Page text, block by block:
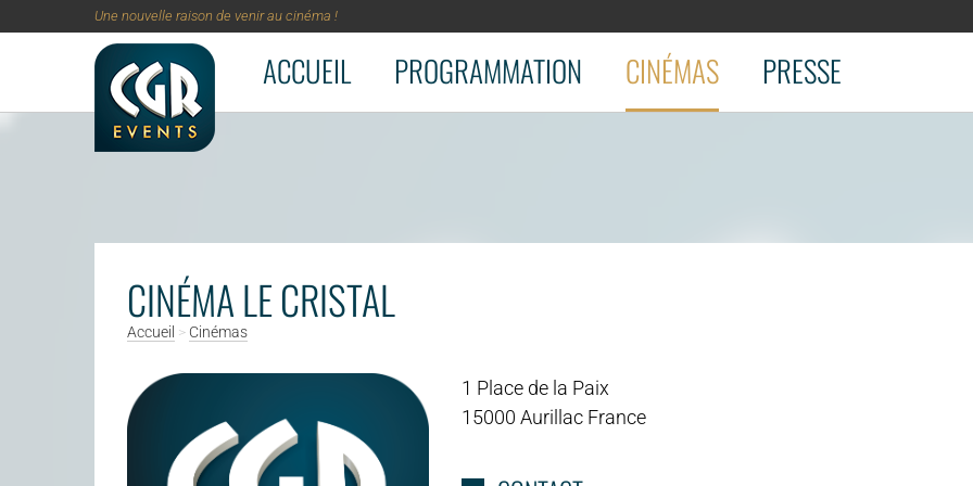
Aller au contenu principal
Une nouvelle raison de venir au cinéma !
ACCUEIL PROGRAMMATION CINÉMAS PRESSE
CINÉMA LE CRISTAL
Accueil > Cinémas
1 Place de la Paix
15000 Aurillac France